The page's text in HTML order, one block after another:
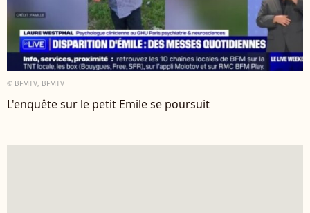
© BFMTV, BFMTV
L'enquête sur le petit Emile se poursuit